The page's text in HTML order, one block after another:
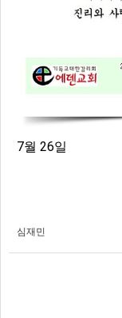
7월 26일
심재민